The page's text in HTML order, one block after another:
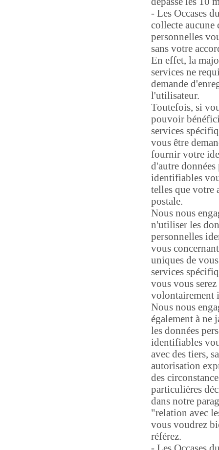
- Les Occases
collecte aucune
personnelles
sans votre
En effet, la
services ne
demande
l'utilisateur.
Toutefois, si
pouvoir
services
vous être
fournir votre
d'autre
identifiables
telles que votre
postale.
Nous nous
n'utiliser les
personnelles
vous
uniques de
services
vous vous serez
volontairement
Nous nous
également à ne
les données
identifiables
avec des tiers,
autorisation
des
particulières
dans notre
"relation avec
vous voudrez
référez.